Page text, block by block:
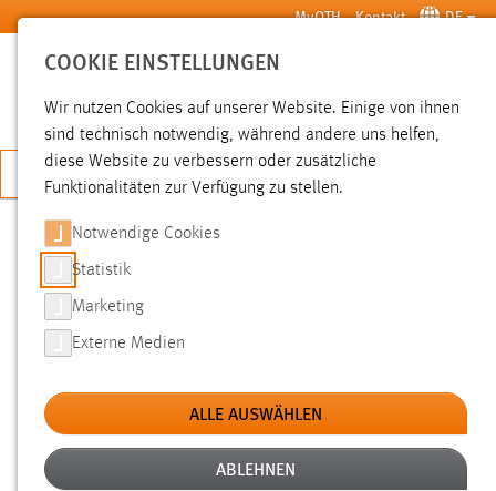
Zum Hauptinhalt springen MyOTH Kontakt DE
SUCHE
JETZT BEWERBEN
SUCHE
FILTER
Typ
Erstellungsdatum
COOKIE EINSTELLUNGEN
Wir nutzen Cookies auf unserer Website. Einige von ihnen
sind technisch notwendig, während andere uns helfen,
diese Website zu verbessern oder zusätzliche
Funktionalitäten zur Verfügung zu stellen.
Notwendige Cookies
Statistik
Marketing
Externe Medien
ALLE AUSWÄHLEN
ABLEHNEN